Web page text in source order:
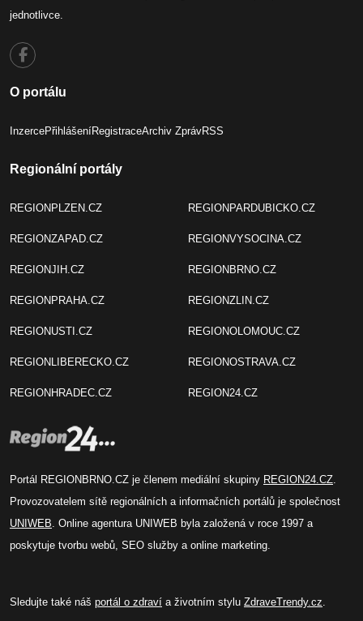
jednotlivce.
O portálu
InzercePřihlášeníRegistraceArchiv ZprávRSS
Regionální portály
REGIONPLZEN.CZ
REGIONZAPAD.CZ
REGIONJIH.CZ
REGIONPRAHA.CZ
REGIONUSTI.CZ
REGIONLIBERECKO.CZ
REGIONHRADEC.CZ
REGIONPARDUBICKO.CZ
REGIONVYSOCINA.CZ
REGIONBRNO.CZ
REGIONZLIN.CZ
REGIONOLOMOUC.CZ
REGIONOSTRAVA.CZ
REGION24.CZ
Portál REGIONBRNO.CZ je členem mediální skupiny REGION24.CZ
Provozovatelem sítě regionálních a informačních portálů je společnost
UNIWEB . Online agentura UNIWEB byla založená v roce 1997 a
poskytuje tvorbu webů, SEO služby a online marketing.
Sledujte také náš portál o zdraví a životním stylu ZdraveTrendy.cz